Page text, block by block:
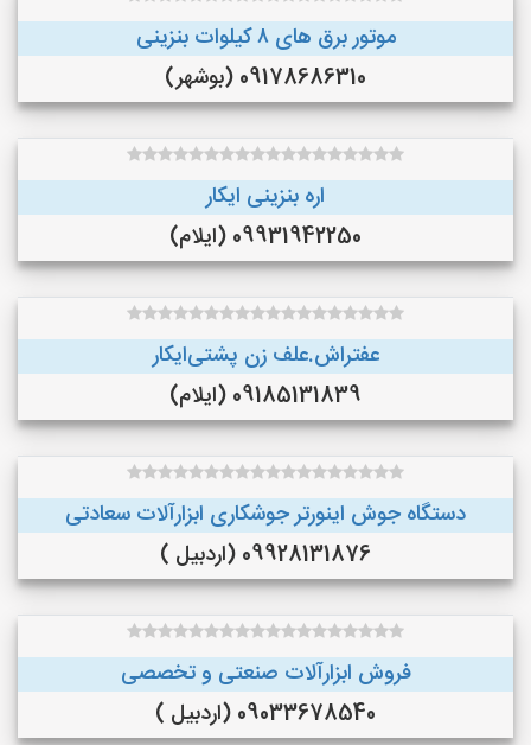
موتور برق های ٨ کیلوات بنزینی
09178686310 (بوشهر)
اره بنزینی ایکار
09931942250 (ایلام)
عفتراش.علف زن پشتی‌ایکار
09185131839 (ایلام)
دستگاه جوش اینورتر جوشکاری ابزارآلات سعادتی
09928131876 (اردبیل )
فروش ابزارآلات صنعتی و تخصصی
09033678540 (اردبیل )